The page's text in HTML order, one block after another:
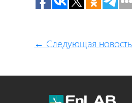
← Следующая новость